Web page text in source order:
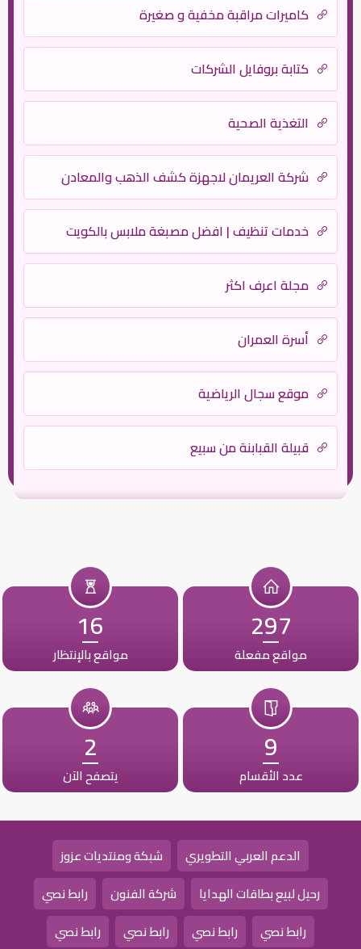
كاميرات مراقبة مخفية و صغيرة
كتابة بروفايل الشركات
التغذية الصحية
شركة العريمان لاجهزة كشف الذهب والمعادن
خدمات تنظيف | افضل مصبغة ملابس بالكويت
مجلة اعرف اكثر
أسرة العمران
موقع سجال الرياضية
قبيلة القبابنة من سبيع
297
مواقع مفعلة
16
مواقع بالإنتظار
9
عدد الأقسام
2
يتصفح الآن
الدعم العربي التطويري
شبكة ومنتديات عزوز
رحيل لبيع بطاقات الهدايا
شركة الفنون
رابط نصي
رابط نصي
رابط نصي رابط نصي رابط نصي